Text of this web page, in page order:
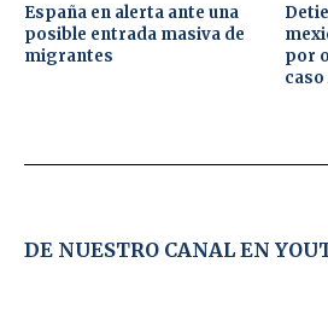
España en alerta ante una
posible entrada masiva de
migrantes
por
DE NUESTRO CANAL EN